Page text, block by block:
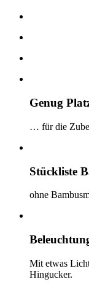
Genug
… für die
Stückliste
ohne
Mit etwas
Hingucker.